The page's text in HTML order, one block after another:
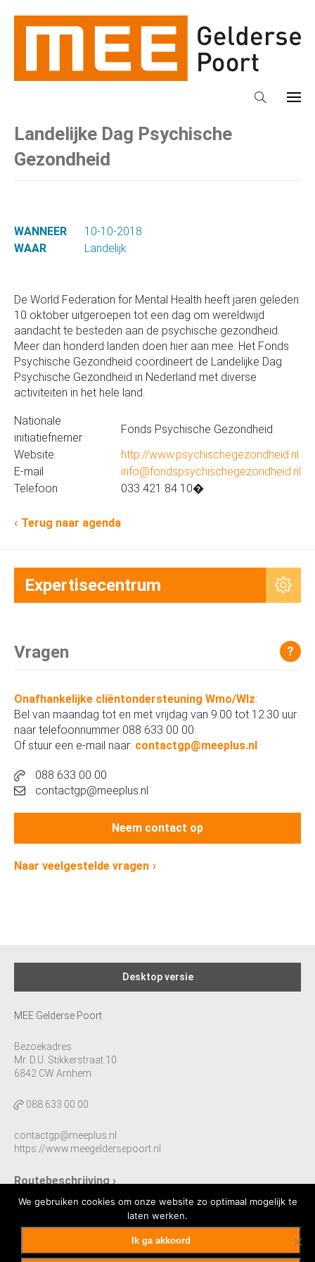
Landelijke Dag Psychische
Gezondheid
WANNEER
10-10-2018
WAAR
Landelijk
De World Federation for Mental Health heeft jaren geleden
10 oktober uitgeroepen tot een dag om wereldwijd
aandacht te besteden aan de psychische gezondheid.
Meer dan honderd landen doen hier aan mee. Het Fonds
Psychische Gezondheid coördineert de Landelijke Dag
Psychische Gezondheid in Nederland met diverse
activiteiten in het hele land.
Nationale
initiatiefnemer
Fonds Psychische Gezondheid
Website
http://www.psychischegezondheid.nl
E-mail
info@fondspsychischegezondheid.nl
Telefoon
033 421 84 10�
Terug naar agenda
Expertisecentrum
Vragen ?
Onafhankelijke cliëntondersteuning Wmo/Wlz:
Bel van maandag tot en met vrijdag van 9.00 tot 12.30 uur
naar telefoonnummer 088 633 00 00.
Of stuur een e-mail naar: contactgp@meeplus.nl
088 633 00 00
contactgp@meeplus.nl
Neem contact op
Naar veelgestelde vragen
Desktop versie
MEE Gelderse Poort
Bezoekadres
Mr. D.U. Stikkerstraat 10
6842 CW Arnhem
088 633 00 00
contactgp@meeplus.nl
https://www.meegeldersepoort.nl
Routebeschrijving ›
We gebruiken cookies om onze website zo optimaal mogelijk te
laten werken.
Ik ga akkoord